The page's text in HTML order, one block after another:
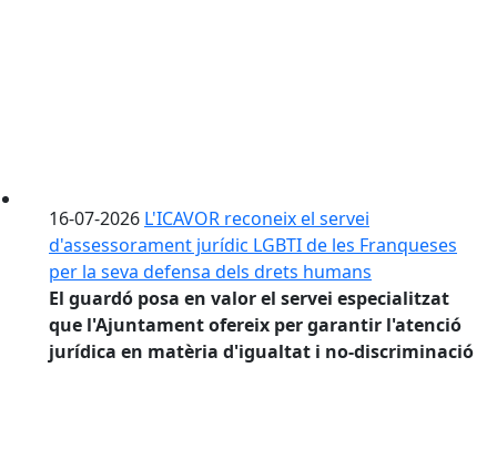
16-07-2026 L'ICAVOR reconeix el servei
d'assessorament jurídic LGBTI de les Franqueses
per la seva defensa dels drets humans
El guardó posa en valor el servei especialitzat
que l'Ajuntament ofereix per garantir l'atenció
jurídica en matèria d'igualtat i no-discriminació